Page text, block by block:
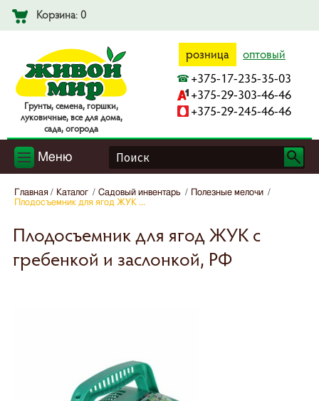
Корзина: 0
Гpyнты, ceмeнa, гopшки,
лyкoвичныe, вce для дoмa,
caдa, oгopoдa
розница оптовый
+375-17-235-35-03
+375-29-303-46-46
+375-29-245-46-46
Меню
Главная Каталог Садовый инвентарь
Полезные мелочи
Плодосъемник для ягод ЖУК ...
Плодосъемник для ягод ЖУК с
гребенкой и заслонкой, РФ